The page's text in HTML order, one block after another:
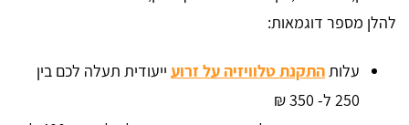
להלן מספר דוגמאות:
עלות התקנת טלוויזיה על זרוע ייעודית תעלה לכם בין
250 ל- 350 ₪